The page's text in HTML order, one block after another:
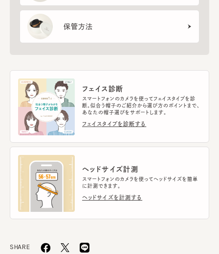
保管方法
フェイス診断
スマートフォンのカメラを使ってフェイスタイプを診
断。似合う帽子のご紹介から選び方のポイントまで、
あなたの帽子選びをサポートします。
フェイスタイプを診断する
ヘッドサイズ計測
スマートフォンのカメラを使ってヘッドサイズを簡単
に計測できます。
ヘッドサイズを計測する
SHARE